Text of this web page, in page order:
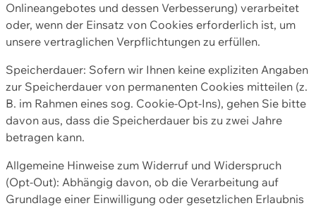
Onlineangebotes und dessen Verbesserung) verarbeitet
oder, wenn der Einsatz von Cookies erforderlich ist, um
unsere vertraglichen Verpflichtungen zu erfüllen.
Speicherdauer: Sofern wir Ihnen keine expliziten Angaben
zur Speicherdauer von permanenten Cookies mitteilen (z.
B. im Rahmen eines sog. Cookie-Opt-Ins), gehen Sie bitte
davon aus, dass die Speicherdauer bis zu zwei Jahre
betragen kann.
Allgemeine Hinweise zum Widerruf und Widerspruch
(Opt-Out): Abhängig davon, ob die Verarbeitung auf
Grundlage einer Einwilligung oder gesetzlichen Erlaubnis